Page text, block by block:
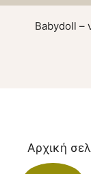
Babydoll –
Αρχική